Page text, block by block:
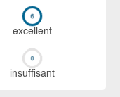
ex­cellent
in­suf­fi­sant